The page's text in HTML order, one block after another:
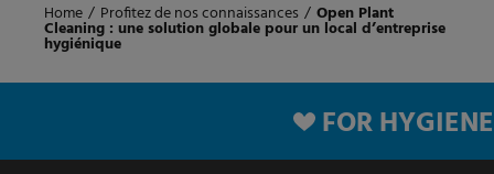
Home / Profitez de nos connaissances / Open Plant
Cleaning : une solution globale pour un local d’entreprise
hygiénique
FOR HYGIENE